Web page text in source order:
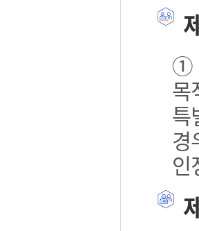
①
목
특
경
인